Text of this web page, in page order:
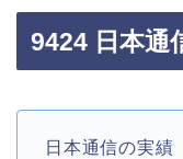
9424 日本通
日本通信の実績